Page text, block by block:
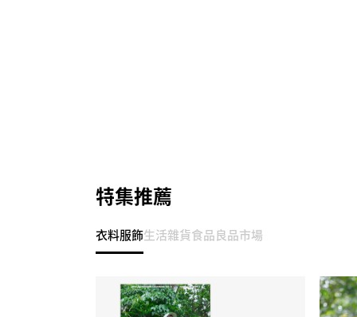
特集推薦
衣料服飾生活雜貨食品良品市場